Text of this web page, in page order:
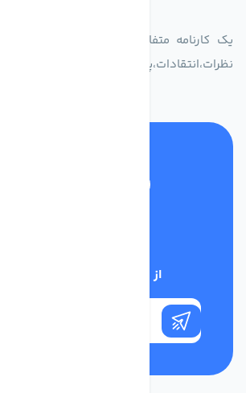
یک کارنامه متفاوت از زندگیت ثبت کن
نظرات،انتقادات،پیشنهاداتتان را به سامانه 30004719 ارسال کنید
از تخفیف‌های فروشگاه با خبر